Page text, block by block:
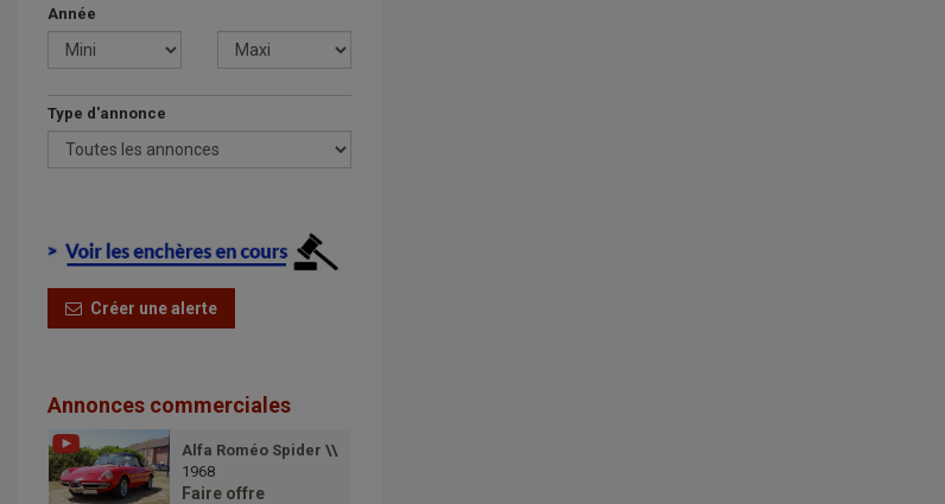
Année
Type d'annonce
Créer une alerte
Annonces commerciales
Alfa Roméo Spider \\
1968
Faire offre